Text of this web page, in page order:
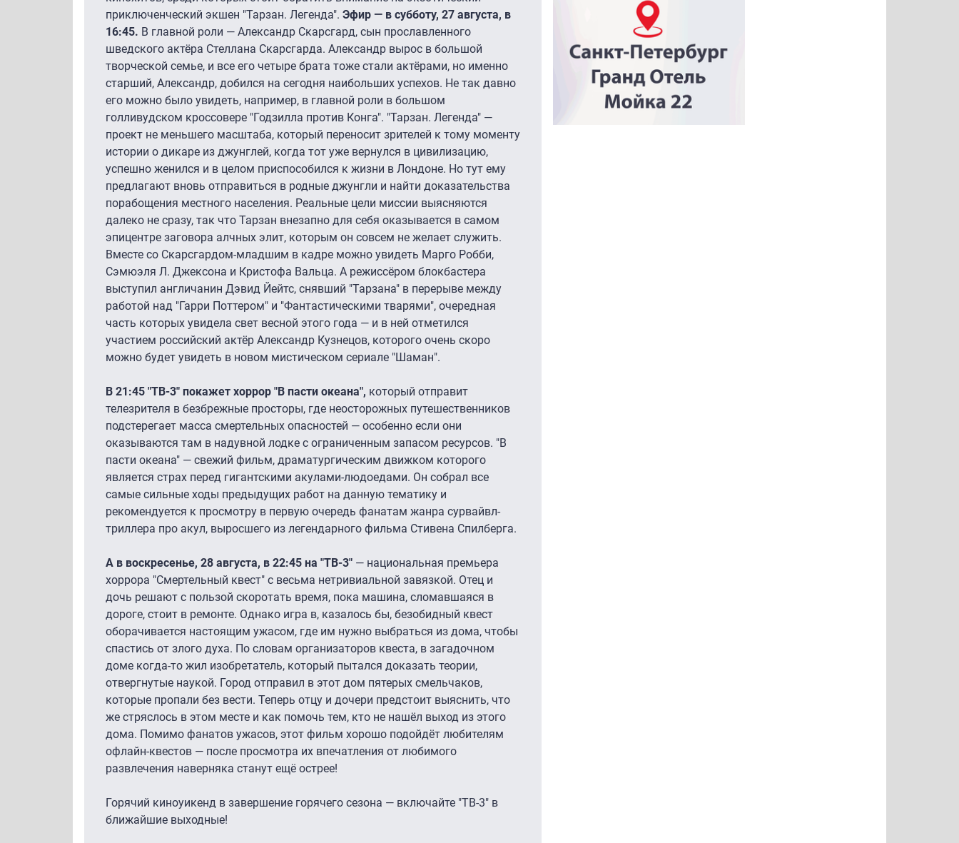
приключенческий экшен "Тарзан. Легенда". Эфир — в субботу, 27 августа, в
16:45. В главной роли — Александр Скарсгард, сын прославленного
шведского актёра Стеллана Скарсгарда. Александр вырос в большой
творческой семье, и все его четыре брата тоже стали актёрами, но именно
старший, Александр, добился на сегодня наибольших успехов. Не так давно
его можно было увидеть, например, в главной роли в большом
голливудском кроссовере "Годзилла против Конга". "Тарзан. Легенда" —
проект не меньшего масштаба, который переносит зрителей к тому моменту
истории о дикаре из джунглей, когда тот уже вернулся в цивилизацию,
успешно женился и в целом приспособился к жизни в Лондоне. Но тут ему
предлагают вновь отправиться в родные джунгли и найти доказательства
порабощения местного населения. Реальные цели миссии выясняются
далеко не сразу, так что Тарзан внезапно для себя оказывается в самом
эпицентре заговора алчных элит, которым он совсем не желает служить.
Вместе со Скарсгардом-младшим в кадре можно увидеть Марго Робби,
Сэмюэля Л. Джексона и Кристофа Вальца. А режиссёром блокбастера
выступил англичанин Дэвид Йейтс, снявший "Тарзана" в перерыве между
работой над "Гарри Поттером" и "Фантастическими тварями", очередная
часть которых увидела свет весной этого года — и в ней отметился
участием российский актёр Александр Кузнецов, которого очень скоро
можно будет увидеть в новом мистическом сериале "Шаман".
В 21:45 "ТВ-3" покажет хоррор "В пасти океана", который отправит
телезрителя в безбрежные просторы, где неосторожных путешественников
подстерегает масса смертельных опасностей — особенно если они
оказываются там в надувной лодке с ограниченным запасом ресурсов. "В
пасти океана" — свежий фильм, драматургическим движком которого
является страх перед гигантскими акулами-людоедами. Он собрал все
самые сильные ходы предыдущих работ на данную тематику и
рекомендуется к просмотру в первую очередь фанатам жанра сурвайвл-
триллера про акул, выросшего из легендарного фильма Стивена Спилберга.
А в воскресенье, 28 августа, в 22:45 на "ТВ-3" — национальная премьера
хоррора "Смертельный квест" с весьма нетривиальной завязкой. Отец и
дочь решают с пользой скоротать время, пока машина, сломавшаяся в
дороге, стоит в ремонте. Однако игра в, казалось бы, безобидный квест
оборачивается настоящим ужасом, где им нужно выбраться из дома, чтобы
спастись от злого духа. По словам организаторов квеста, в загадочном
доме когда-то жил изобретатель, который пытался доказать теории,
отвергнутые наукой. Город отправил в этот дом пятерых смельчаков,
которые пропали без вести. Теперь отцу и дочери предстоит выяснить, что
же стряслось в этом месте и как помочь тем, кто не нашёл выход из этого
дома. Помимо фанатов ужасов, этот фильм хорошо подойдёт любителям
офлайн-квестов — после просмотра их впечатления от любимого
развлечения наверняка станут ещё острее!
Горячий киноуикенд в завершение горячего сезона — включайте "ТВ-3" в
ближайшие выходные!